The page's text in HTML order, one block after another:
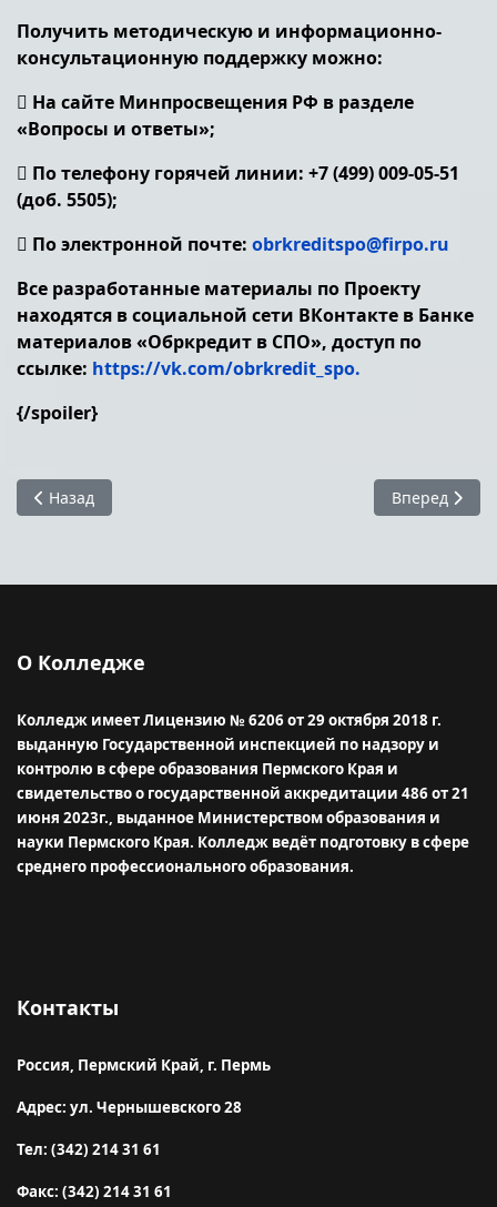
Получить методическую и информационно-
консультационную поддержку можно:
 На сайте Минпросвещения РФ в разделе
«Вопросы и ответы»;
 По телефону горячей линии: +7 (499) 009-05-51
(доб. 5505);
 По электронной почте: obrkreditspo@firpo.ru
Все разработанные материалы по Проекту
находятся в социальной сети ВКонтакте в Банке
материалов «Обркредит в СПО», доступ по
ссылке: https://vk.com/obrkredit_spo.
{/spoiler}
Предыдущий: Антиплагиат
Назад Следующий:
Вперед
О Колледже
Колледж имеет Лицензию № 6206 от 29 октября 2018 г.
выданную Государственной инспекцией по надзору и
контролю в сфере образования Пермского Края и
свидетельство о государственной аккредитации 486 от 21
июня 2023г., выданное Министерством образования и
науки Пермского Края. Колледж ведёт подготовку в сфере
среднего профессионального образования.
Контакты
Россия, Пермский Край, г. Пермь
Адрес: ул. Чернышевского 28
Тел: (342) 214 31 61
Факс: (342) 214 31 61